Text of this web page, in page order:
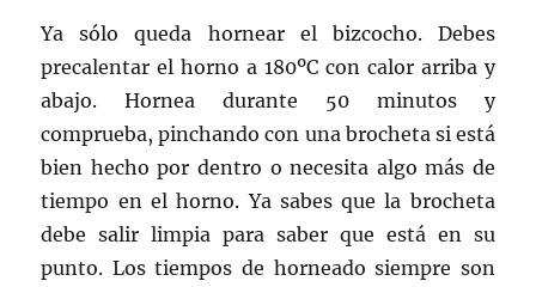
Ya sólo queda hornear el bizcocho. Debes
precalentar el horno a 180ºC con calor arriba y
abajo. Hornea durante 50 minutos y
comprueba, pinchando con una brocheta si está
bien hecho por dentro o necesita algo más de
tiempo en el horno. Ya sabes que la brocheta
debe salir limpia para saber que está en su
punto. Los tiempos de horneado siempre son